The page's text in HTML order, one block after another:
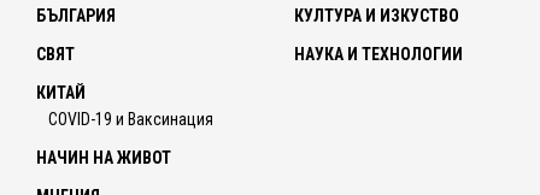
БЪЛГАРИЯ
СВЯТ
КИТАЙ
COVID-19 и Ваксинация
КУЛТУРА И ИЗКУСТВО
НАУКА И ТЕХНОЛОГИИ
НАЧИН НА ЖИВОТ